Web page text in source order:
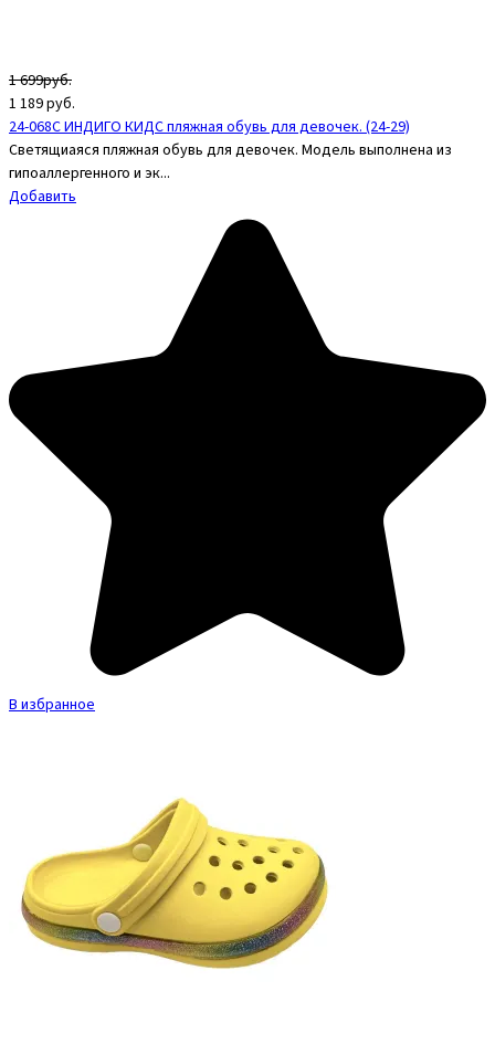
1 699руб.
1 189руб.
24-068C ИНДИГО КИДС пляжная обувь для девочек. (24-29)
Светящиаяся пляжная обувь для девочек. Модель выполнена из
гипоаллергенного и эк...
Добавить
В избранное